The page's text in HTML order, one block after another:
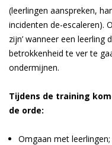
(leerlingen aanspreken,
incidenten de-escaleren).
zijn’ wanneer een leerling
betrokkenheid te ver te
ondermijnen.
Tijdens de training
de orde:
Omgaan met leerlingen;